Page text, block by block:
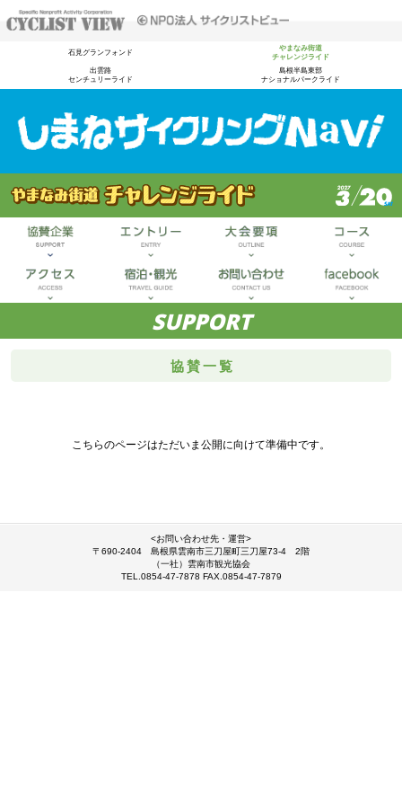
石見グランフォンド
やまなみ街道
チャレンジライド
出雲路
センチュリーライド
島根半島東部
ナショナルパークライド
SUPPORT
協賛一覧
こちらのページはただいま公開に向けて準備中です。
<お問い合わせ先・運営>
〒690-2404 島根県雲南市三刀屋町三刀屋73-4 2階
（一社）雲南市観光協会
TEL.0854-47-7878 FAX.0854-47-7879